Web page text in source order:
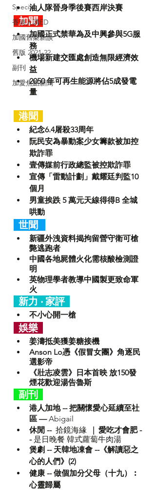
Special
香港人講ED
加國舊案新談
舊版 2021-22
副刊
加愛焦點新聞
油人隊晉身季後賽西岸決賽
加聞
加國正式禁華為及中興參與5G服
務
機場新建交匯處創造無限經濟效
益
2050 年可再生能源將佔5成發電
量
  港聞
紀念6.4屠殺33周年
阮民安為暴動案少女籌款被加控
欺詐罪
壹傳媒前行政總監被控欺詐罪
宣傳「雷動計劃」戴耀廷判監10
個月
男童挨跌 5 萬元天線得得B 全城
哄動
  世聞
新疆外洩資料揭拘留營守衛可槍
斃逃跑者
中國各地屍體火化需核酸檢測證
明
英物理學者教導中國製更致命軍
火
  新力 ‧ 家評
不小心開一槍
  娛樂
姜濤抵美獲姜糖接機
Anson Lo憑《假冒女團》角逐民
選影帝
《壯志凌雲》日本首映 放150發
煙花歡迎湯告魯斯
  副刊
港人加地 -- 把關懷愛心延續至社
區 — Abigail
休閒 -- 拾鏡海緣
   |
愛吃才會肥 -
- 是日晚餐 韓式蘿蔔牛肉湯
煲劇 -- 天韓地凍會 --《解讀惡之
心的人們》(2)
健康 -- 做個加分父母（十九）︰
心靈歸屬